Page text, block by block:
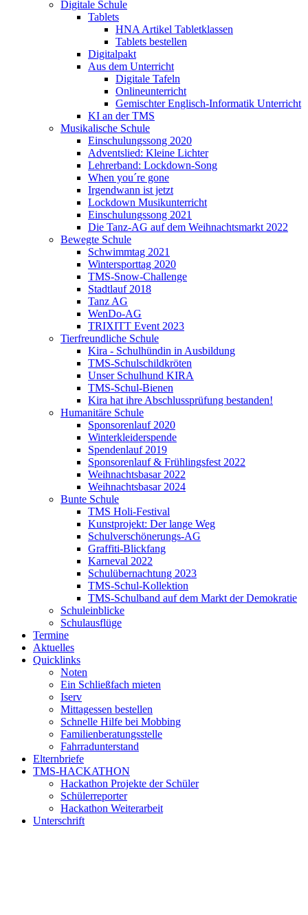
Digitale Schule
Tablets
HNA Artikel Tabletklassen
Tablets bestellen
Digitalpakt
Aus dem Unterricht
Digitale Tafeln
Onlineunterricht
Gemischter Englisch-Informatik Unterricht
KI an der TMS
Musikalische Schule
Einschulungssong 2020
Adventslied: Kleine Lichter
Lehrerband: Lockdown-Song
When you´re gone
Irgendwann ist jetzt
Lockdown Musikunterricht
Einschulungssong 2021
Die Tanz-AG auf dem Weihnachtsmarkt 2022
Bewegte Schule
Schwimmtag 2021
Wintersporttag 2020
TMS-Snow-Challenge
Stadtlauf 2018
Tanz AG
WenDo-AG
TRIXITT Event 2023
Tierfreundliche Schule
Kira - Schulhündin in Ausbildung
TMS-Schulschildkröten
Unser Schulhund KIRA
TMS-Schul-Bienen
Kira hat ihre Abschlussprüfung bestanden!
Humanitäre Schule
Sponsorenlauf 2020
Winterkleiderspende
Spendenlauf 2019
Sponsorenlauf & Frühlingsfest 2022
Weihnachtsbasar 2022
Weihnachtsbasar 2024
Bunte Schule
TMS Holi-Festival
Kunstprojekt: Der lange Weg
Schulverschönerungs-AG
Graffiti-Blickfang
Karneval 2022
Schulübernachtung 2023
TMS-Schul-Kollektion
TMS-Schulband auf dem Markt der Demokratie
Schuleinblicke
Schulausflüge
Termine
Aktuelles
Quicklinks
Noten
Ein Schließfach mieten
Iserv
Mittagessen bestellen
Schnelle Hilfe bei Mobbing
Familienberatungsstelle
Fahrradunterstand
Elternbriefe
TMS-HACKATHON
Hackathon Projekte der Schüler
Schülerreporter
Hackathon Weiterarbeit
Unterschrift